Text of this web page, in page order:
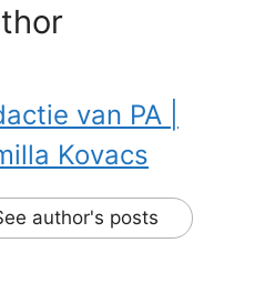
van PA |
Kovacs
author's posts